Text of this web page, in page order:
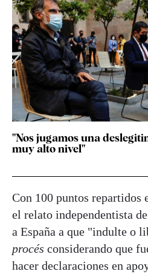
"Nos jugamos una
muy alto nivel"
Con 100 puntos repartidos
el relato independentista
a España a que "indulte o
procés considerando que
hacer declaraciones en